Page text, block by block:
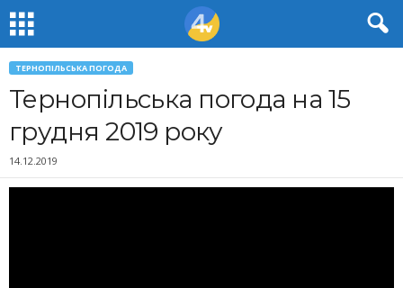
ТЕРНОПІЛЬСЬКА ПОГОДА
Тернопільська погода на 15
грудня 2019 року
14.12.2019